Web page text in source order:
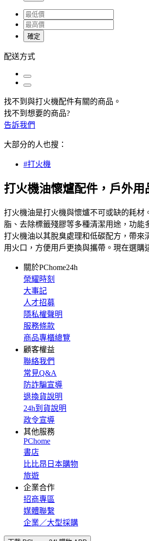
確定
配送方式
找不到與打火機配件有關的商品 。
找不到想要的商品?
告訴我們
大部分的人也搜：
#打火機
打火機油懷爐配件，戶外用
打火機油是打火機與懷爐不可或缺的耗
脂、去除標籤殘膠等多種清潔用途，功能
打火機油以其脫臭處理和低碳配方，帶來
用火口，方便用戶更換與攜帶。現在選購
關於PChome24h
榮耀時刻
大事記
人才招募
隱私權聲明
服務條款
商品專櫃總覽
顧客權益
聯絡我們
常見Q&A
防詐騙宣導
退換貨說明
24h到貨說明
政令宣導
其他服務
PChome
書店
比比昂日本購物
旅遊
企業合作
招商專區
媒體聯繫
企業／大型採購